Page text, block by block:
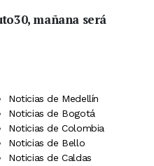
mañana será
Noticias de Medellín
Noticias de Bogotá
Noticias de Colombia
Noticias de Bello
Noticias de Caldas